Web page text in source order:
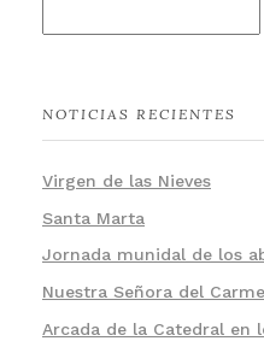
NOTICIAS RECIENTES
Virgen de las Nieves
Santa Marta
Jornada munidal de los
Nuestra Señora del
Arcada de la Catedral en